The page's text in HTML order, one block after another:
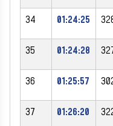
34 01:24:25
35 01:24:28
36 01:25:57
37 01:26:20